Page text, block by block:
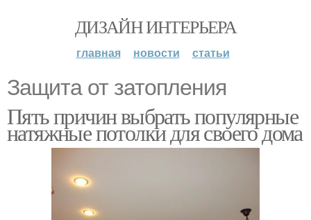
ДИЗАЙН ИНТЕРЬЕРА
главная новости статьи
Защита от затопления
Пять причин выбрать популярные
натяжные потолки для своего дома